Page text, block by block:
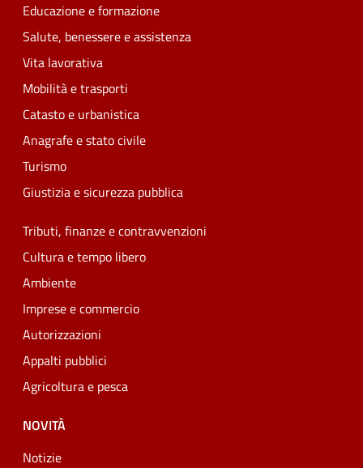
Educazione e formazione
Salute, benessere e assistenza
Vita lavorativa
Mobilità e trasporti
Catasto e urbanistica
Anagrafe e stato civile
Turismo
Giustizia e sicurezza pubblica
Tributi, finanze e contravvenzioni
Cultura e tempo libero
Ambiente
Imprese e commercio
Autorizzazioni
Appalti pubblici
Agricoltura e pesca
NOVITÀ
Notizie